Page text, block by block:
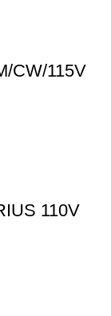
CW/115V
110V